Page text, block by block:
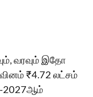
வரவும் இதோ
₹4.72 லட்சம்
2027ஆம்